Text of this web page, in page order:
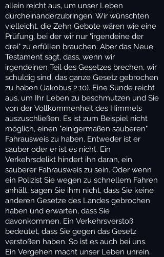
allein reicht aus, um unser Leben
durcheinanderzubringen. Wir wünschten
vielleicht, die Zehn Gebote wären wie eine
Prüfung, bei der wir nur "irgendeine der
drei" zu erfüllen brauchen. Aber das Neue
Testament sagt, dass, wenn wir
irgendeinen Teil des Gesetzes brechen, wir
schuldig sind, das ganze Gesetz gebrochen
zu haben (Jakobus 2:10). Eine Sünde reicht
aus, um Ihr Leben zu beschmutzen und Sie
von der Vollkommenheit des Himmels
auszuschließen. Es ist zum Beispiel nicht
möglich, einen "einigermaßen sauberen"
Fahrausweis zu haben. Entweder ist er
sauber oder er ist es nicht. Ein
Verkehrsdelikt hindert ihn daran, ein
sauberer Fahrausweis zu sein. Oder wenn
ein Polizist Sie wegen zu schnellem Fahren
anhält, sagen Sie ihm nicht, dass Sie keine
anderen Gesetze des Landes gebrochen
haben und erwarten, dass Sie
davonkommen. Ein Verkehrsverstoß
bedeutet, dass Sie gegen das Gesetz
verstoßen haben. So ist es auch bei uns.
Ein Vergehen macht unser Leben unrein.